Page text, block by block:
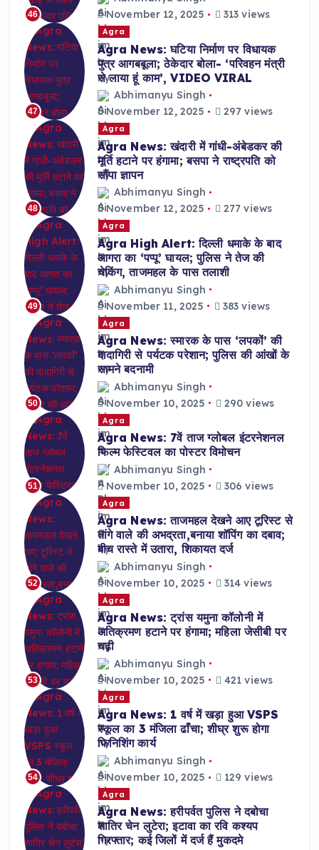
46
November 12, 2025
313 views
47
Agra
Agra News: घटिया निर्माण पर विधायक
पुत्र आगबबूला; ठेकेदार बोला- ‘परिवहन मंत्री
से लाया हूं काम’, VIDEO VIRAL
Abhimanyu Singh
November 12, 2025
297 views
48
Agra
Agra News: खंदारी में गांधी-अंबेडकर की
मूर्ति हटाने पर हंगामा; बसपा ने राष्ट्रपति को
सौंपा ज्ञापन
Abhimanyu Singh
November 12, 2025
277 views
49
Agra
Agra High Alert: दिल्ली धमाके के बाद
आगरा का ‘पप्पू’ घायल; पुलिस ने तेज की
चेकिंग, ताजमहल के पास तलाशी
Abhimanyu Singh
November 11, 2025
383 views
50
Agra
Agra News: स्मारक के पास ‘लपकों’ की
दादागिरी से पर्यटक परेशान; पुलिस की आंखों के
सामने बदनामी
Abhimanyu Singh
November 10, 2025
290 views
51
Agra
Agra News: 7वें ताज ग्लोबल इंटरनेशनल
फिल्म फेस्टिवल का पोस्टर विमोचन
Abhimanyu Singh
November 10, 2025
306 views
52
Agra
Agra News: ताजमहल देखने आए टूरिस्ट से
तांगे वाले की अभद्रता,बनाया शॉपिंग का दबाव;
बीच रास्ते में उतारा, शिकायत दर्ज
Abhimanyu Singh
November 10, 2025
314 views
53
Agra
Agra News: ट्रांस यमुना कॉलोनी में
अतिक्रमण हटाने पर हंगामा; महिला जेसीबी पर
चढ़ी
Abhimanyu Singh
November 10, 2025
421 views
54
Agra
Agra News: 1 वर्ष में खड़ा हुआ VSPS
स्कूल का 3 मंजिला ढाँचा; शीघ्र शुरू होगा
फिनिशिंग कार्य
Abhimanyu Singh
November 10, 2025
129 views
Agra
Agra News: हरीपर्वत पुलिस ने दबोचा
शातिर चेन लुटेरा; इटावा का रवि कश्यप
गिरफ्तार; कई जिलों में दर्ज हैं मुकदमे